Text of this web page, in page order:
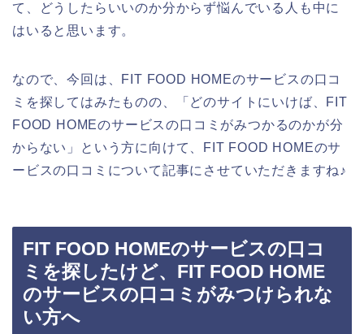
て、どうしたらいいのか分からず悩んでいる人も中に
はいると思います。
なので、今回は、FIT FOOD HOMEのサービスの口コ
ミを探してはみたものの、「どのサイトにいけば、FIT
FOOD HOMEのサービスの口コミがみつかるのかが分
からない」という方に向けて、FIT FOOD HOMEのサ
ービスの口コミについて記事にさせていただきますね♪
FIT FOOD HOMEのサービスの口コ
ミを探したけど、FIT FOOD HOME
のサービスの口コミがみつけられな
い方へ